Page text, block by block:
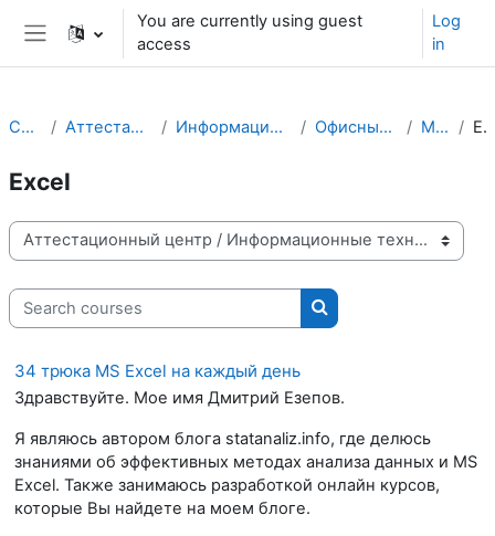
Skip to main content
Side panel
You are currently using guest
access
Log
in
Courses Аттестационный центр Информационные технологии Офисные приложения Microsoft Excel
Excel
Course categories
Search courses
Search courses
34 трюка MS Excel на каждый день
Здравствуйте. Мое имя Дмитрий Езепов.
Я являюсь автором блога statanaliz.info, где делюсь
знаниями об эффективных методах анализа данных и MS
Excel. Также занимаюсь разработкой онлайн курсов,
которые Вы найдете на моем блоге.